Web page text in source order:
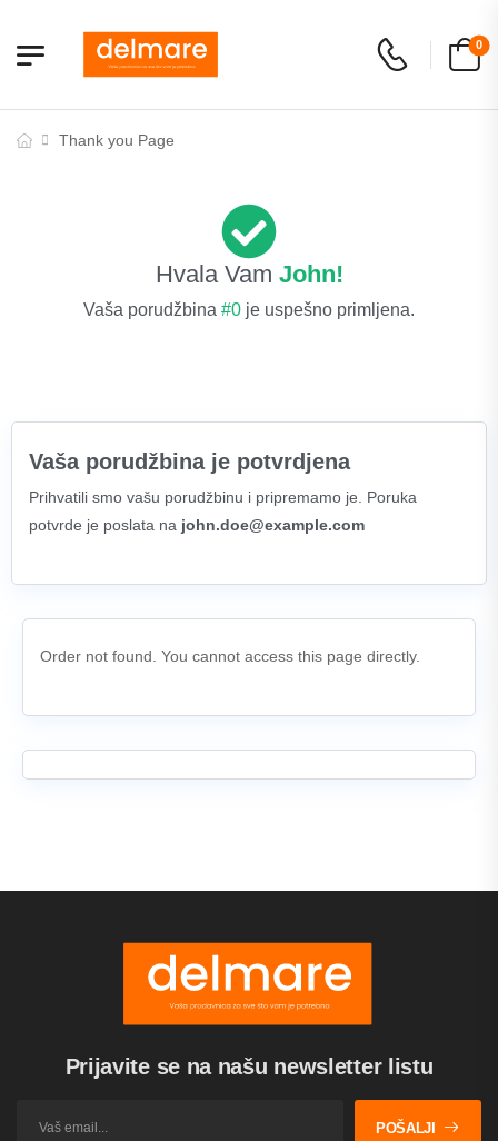
0
Thank you Page
Hvala Vam John!
Vaša porudžbina #0 je uspešno primljena.
Vaša porudžbina je potvrdjena
Prihvatili smo vašu porudžbinu i pripremamo je. Poruka
potvrde je poslata na john.doe@example.com
Order not found. You cannot access this page directly.
Prijavite se na našu newsletter listu
POŠALJI